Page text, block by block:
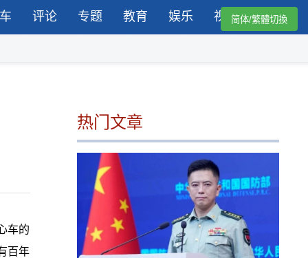
评论 专题 教育 娱乐 视频简体/繁體切換
车的
百年
热门文章